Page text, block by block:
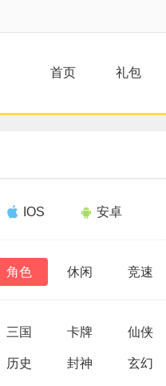
首页 礼包
IOS 安卓
角色 休闲 竞速
三国 卡牌 仙侠
历史 封神 玄幻